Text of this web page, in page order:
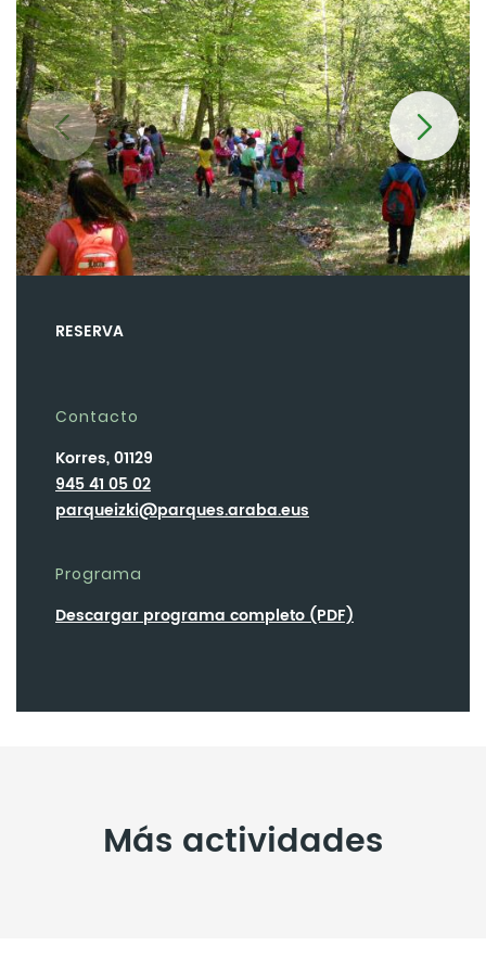
RESERVA
Contacto
Korres, 01129
945 41 05 02
parqueizki@parques.araba.eus
Programa
Descargar programa completo (PDF)
Más actividades